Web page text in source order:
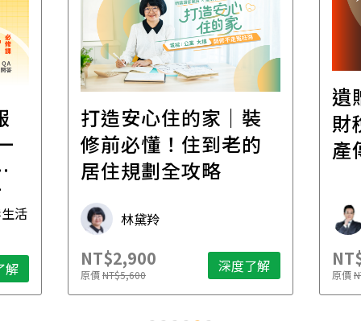
活
解
打造安心住的家｜裝
修前必懂！住到老的
居住規劃全攻略
林黛羚
NT$2,900
原價NT$5,600 深度了解
遺
財
產
原價